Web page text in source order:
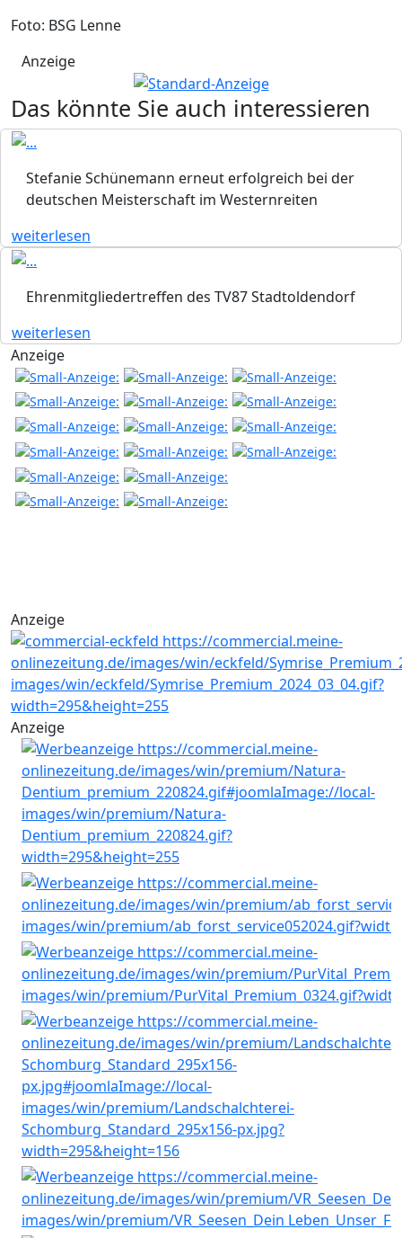
Foto: BSG Lenne
Anzeige
Das könnte Sie auch interessieren
Stefanie Schünemann erneut erfolgreich bei der
deutschen Meisterschaft im Westernreiten
weiterlesen
Ehrenmitgliedertreffen des TV87 Stadtoldendorf
weiterlesen
Anzeige
Anzeige
Anzeige